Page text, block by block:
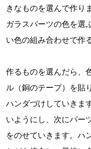
きなものを選んで作り
ガラスパーツの色を選
い色の組み合わせで作
作るものを選んだら、
ル（銅のテープ）を貼
ハンダづけしていきま
いようにし、次にパー
をのせていきます。ハ